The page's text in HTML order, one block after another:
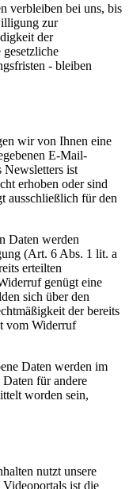
verbleiben bei uns, bis
zur
der
- bleiben
wir von Ihnen eine
E-Mail-
Newsletters ist
erhoben oder sind
ausschließlich für den
Daten werden
(Art. 6 Abs. 1 lit. a
erteilten
genügt eine
sich über den
der bereits
vom Widerruf
Daten werden im
für andere
worden sein,
nutzt unsere
ist die